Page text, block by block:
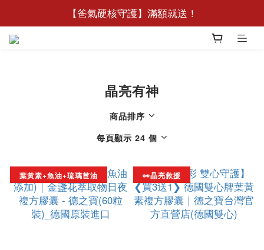
🧧【新客限定】加入德之寶Line好友領188元優惠券
【爸氣硬核守護】滿額就送！
🧧【新客限定】加入德之寶Line好友領188元優惠券
晶亮有神
商品排序
每頁顯示 24 個
葉黃素+魚油+琉璃苣油 👀晶亮救援